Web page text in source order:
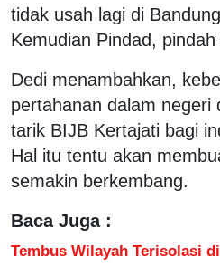
tidak usah lagi di
Kemudian Pindad,
Dedi menambahkan,
pertahanan dalam negeri
tarik BIJB Kertajati bagi
Hal itu tentu akan
semakin berkembang.
Baca Juga :
Tembus Wilayah Terisolasi